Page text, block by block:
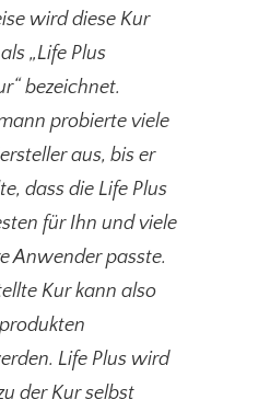
wird diese Kur
„Life Plus
bezeichnet.
probierte viele
aus, bis er
dass die Life Plus
für Ihn und viele
Anwender passte.
Kur kann also
Life Plus wird
der Kur selbst